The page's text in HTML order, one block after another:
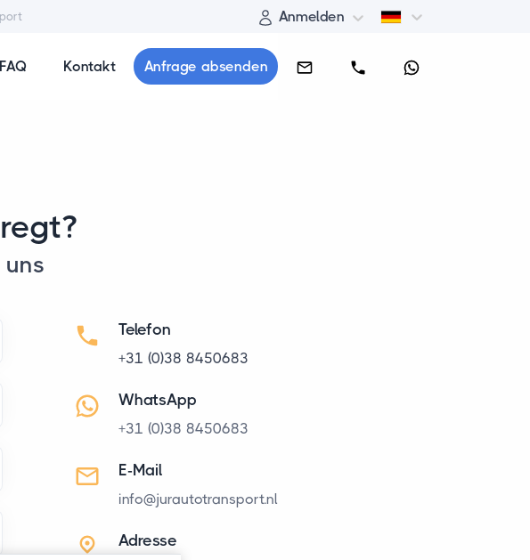
Anmelden
FAQ Kontakt Anfrage absenden
Telefon
+31 (0)38 8450683
WhatsApp
+31 (0)38 8450683
E-Mail
info@jurautotransport.nl
Adresse